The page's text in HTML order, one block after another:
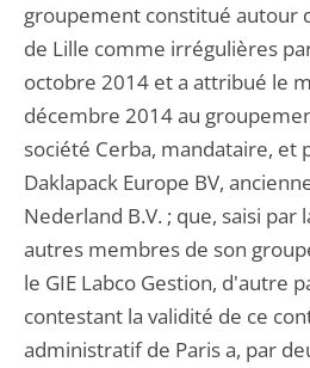
groupement constitué autour
de Lille comme irrégulières
octobre 2014 et a attribué le
décembre 2014 au
société Cerba, mandataire, et
Daklapack Europe BV,
Nederland B.V. ; que, saisi par
autres membres de son
le GIE Labco Gestion, d'autre
contestant la validité de ce
administratif de Paris a, par